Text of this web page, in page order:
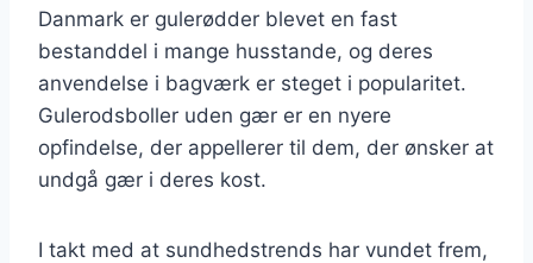
Danmark er gulerødder blevet en fast
bestanddel i mange husstande, og deres
anvendelse i bagværk er steget i popularitet.
Gulerodsboller uden gær er en nyere
opfindelse, der appellerer til dem, der ønsker at
undgå gær i deres kost.
I takt med at sundhedstrends har vundet frem,